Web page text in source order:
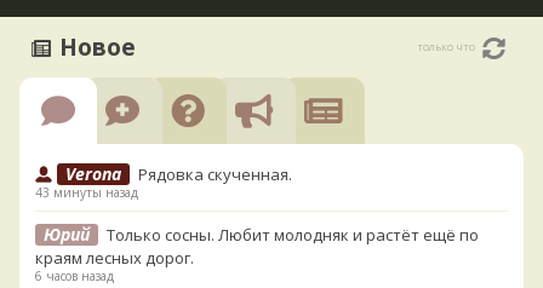
Новое только что
Verona Рядовка скученная.
43 минуты назад
Юрий
Только сосны. Любит молодняк и растёт ещё по
краям лесных дорог.
6 часов назад